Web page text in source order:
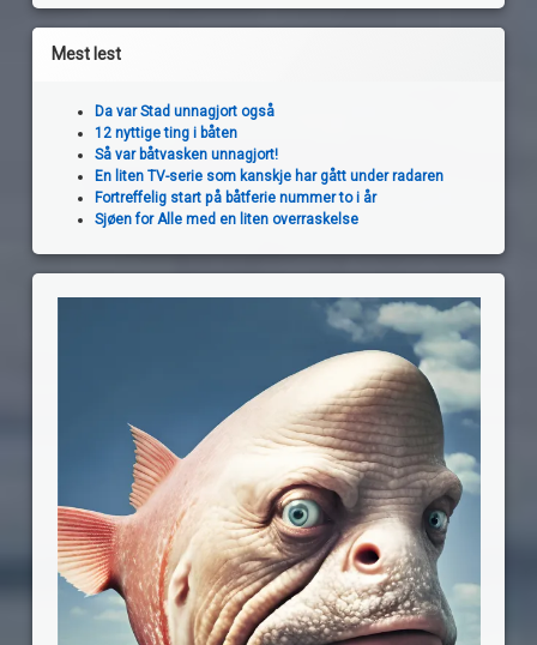
Mest lest
Da var Stad unnagjort også
12 nyttige ting i båten
Så var båtvasken unnagjort!
En liten TV-serie som kanskje har gått under radaren
Fortreffelig start på båtferie nummer to i år
Sjøen for Alle med en liten overraskelse